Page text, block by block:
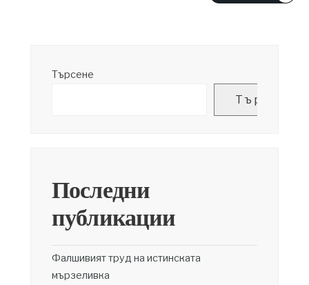
Търсене
Търсене
Последни
публикации
Фалшивият труд на истинската
мързеливка